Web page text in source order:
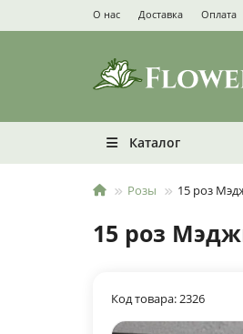
О нас Доставка Оплата
Каталог
Розы 15 роз
15 роз
Код товара: 2326